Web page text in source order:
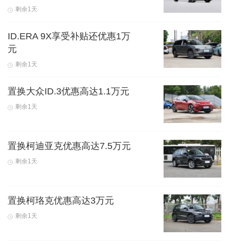
剩余1天
ID.ERA 9X享受补贴还优惠1万
元
剩余1天
置换大众ID.3优惠高达1.1万元
剩余1天
置换柯迪亚克优惠高达7.5万元
剩余1天
置换柯珞克优惠高达3万元
剩余1天